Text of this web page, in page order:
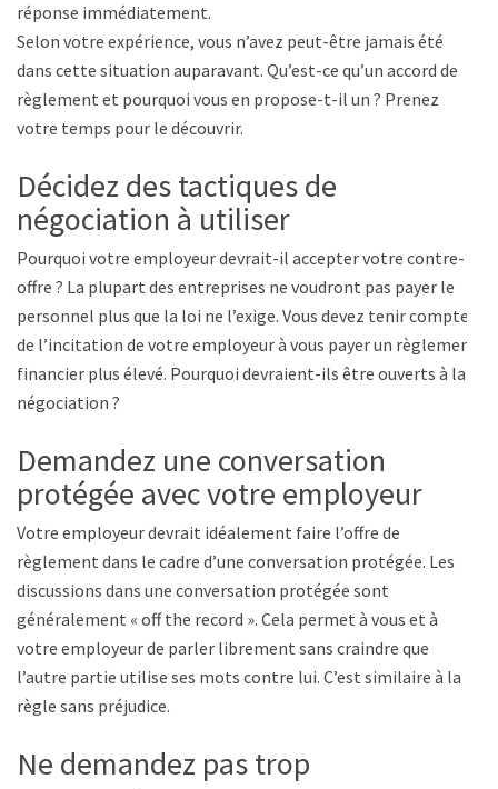
réponse immédiatement.
Selon votre expérience, vous n’avez peut-être jamais été
dans cette situation auparavant. Qu’est-ce qu’un accord de
règlement et pourquoi vous en propose-t-il un ? Prenez
votre temps pour le découvrir.
Décidez des tactiques de
négociation à utiliser
Pourquoi votre employeur devrait-il accepter votre contre-
offre ? La plupart des entreprises ne voudront pas payer le
personnel plus que la loi ne l’exige. Vous devez tenir compte
de l’incitation de votre employeur à vous payer un règlement
financier plus élevé. Pourquoi devraient-ils être ouverts à la
négociation ?
Demandez une conversation
protégée avec votre employeur
Votre employeur devrait idéalement faire l’offre de
règlement dans le cadre d’une conversation protégée. Les
discussions dans une conversation protégée sont
généralement « off the record ». Cela permet à vous et à
votre employeur de parler librement sans craindre que
l’autre partie utilise ses mots contre lui. C’est similaire à la
règle sans préjudice.
Ne demandez pas trop